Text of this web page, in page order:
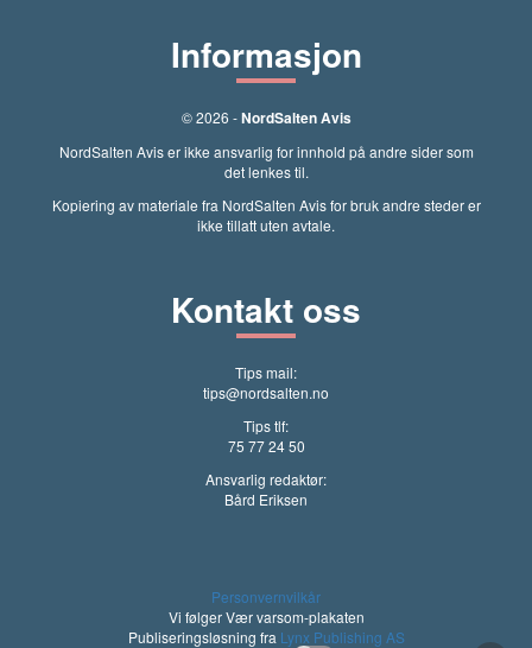
Informasjon
© 2026 -NordSalten Avis
NordSalten Avis er ikke ansvarlig for innhold på andre sider som
det lenkes til.
Kopiering av materiale fra NordSalten Avis for bruk andre steder er
ikke tillatt uten avtale.
Kontakt oss
Tips mail:
tips@nordsalten.no
Tips tlf:
75 77 24 50
Ansvarlig redaktør:
Bård Eriksen
Personvernvilkår
Vi følger Vær varsom-plakaten
Publiseringsløsning fra Lynx Publishing AS